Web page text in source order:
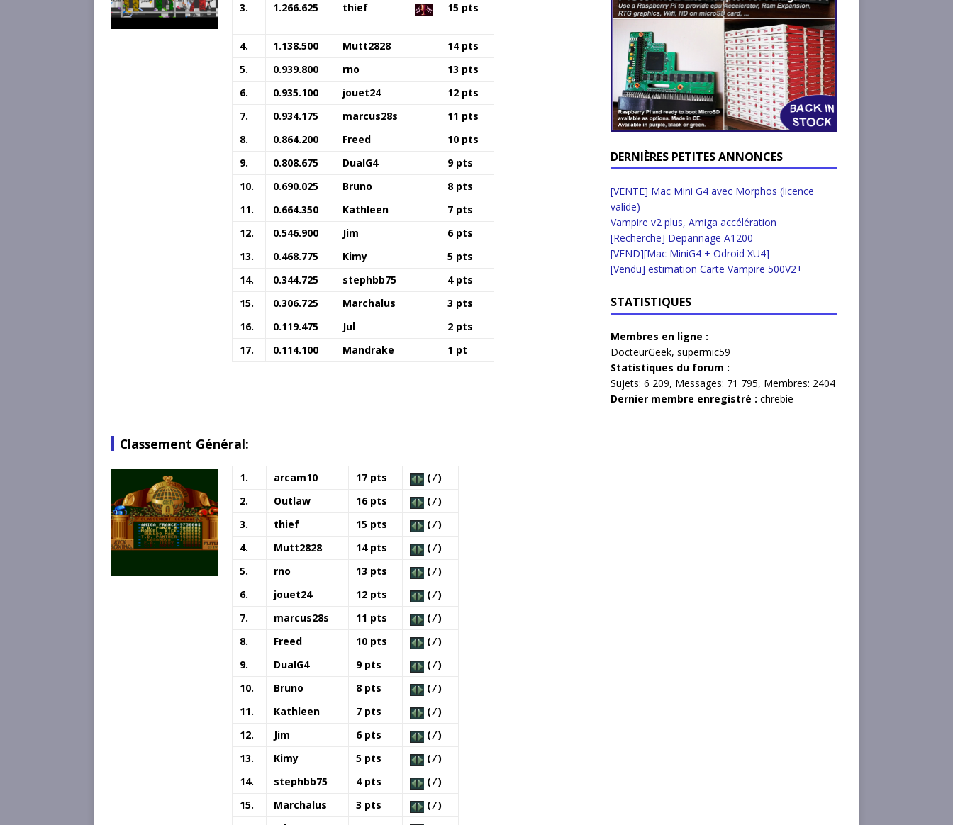
3. 1.266.625 thief 15 pts
4. 1.138.500 Mutt2828
14 pts
5.
0.939.800 rno
13 pts
6.
0.935.100 jouet24
12 pts
7.
0.934.175 marcus28s
11 pts
8.
0.864.200 Freed
10 pts
9.
0.808.675 DualG4
9 pts
10.
0.690.025 Bruno
8 pts
11.
0.664.350 Kathleen
7 pts
12.
0.546.900 Jim
6 pts
13.
0.468.775 Kimy
5 pts
14.
0.344.725 stephbb75
4 pts
15.
0.306.725 Marchalus
3 pts
16.
0.119.475 Jul
2 pts
17.
0.114.100 Mandrake 1 pt
Classement Général:
1. arcam10 17 pts
( ⁄ )
2.
Outlaw 16 pts
( ⁄ )
3.
thief 15 pts
( ⁄ )
4.
Mutt2828 14 pts
( ⁄ )
5.
rno 13 pts
( ⁄ )
6.
jouet24 12 pts
( ⁄ )
7.
marcus28s 11 pts
( ⁄ )
8.
Freed 10 pts
( ⁄ )
9.
DualG4 9 pts
( ⁄ )
10.
Bruno 8 pts
( ⁄ )
11.
Kathleen 7 pts
( ⁄ )
12.
Jim 6 pts
( ⁄ )
13.
Kimy 5 pts
( ⁄ )
14.
stephbb75 4 pts
( ⁄ )
15.
Marchalus 3 pts
( ⁄ )
DERNIÈRES PETITES ANNONCES
[VENTE] Mac Mini G4 avec Morphos (licence
valide)
Vampire v2 plus, Amiga accélération
[Recherche] Depannage A1200
[VEND][Mac MiniG4 + Odroid XU4]
[Vendu] estimation Carte Vampire 500V2+
STATISTIQUES
Membres en ligne :
DocteurGeek, supermic59
Statistiques du forum :
Sujets: 6 209, Messages: 71 795, Membres: 2404
Dernier membre enregistré : chrebie